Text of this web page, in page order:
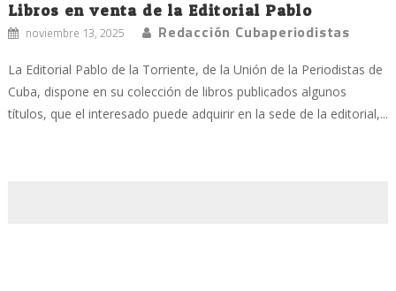
Libros en venta de la Editorial Pablo
noviembre 13, 2025 Redacción Cubaperiodistas
La Editorial Pablo de la Torriente, de la Unión de la Periodistas de
Cuba, dispone en su colección de libros publicados algunos
títulos, que el interesado puede adquirir en la sede de la editorial,...